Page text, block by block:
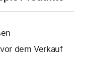
vor dem Verkauf